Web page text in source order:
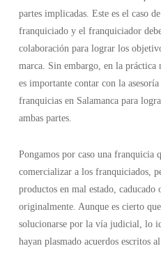
partes implicadas. Este es el caso
franquiciado y el franquiciador
colaboración para lograr los
marca. Sin embargo, en la práctica
es importante contar con la
franquicias en Salamanca para
ambas partes.
Pongamos por caso una franquicia
comercializar a los franquiciados,
productos en mal estado,
originalmente. Aunque es cierto
solucionarse por la vía judicial, lo
hayan plasmado acuerdos escritos